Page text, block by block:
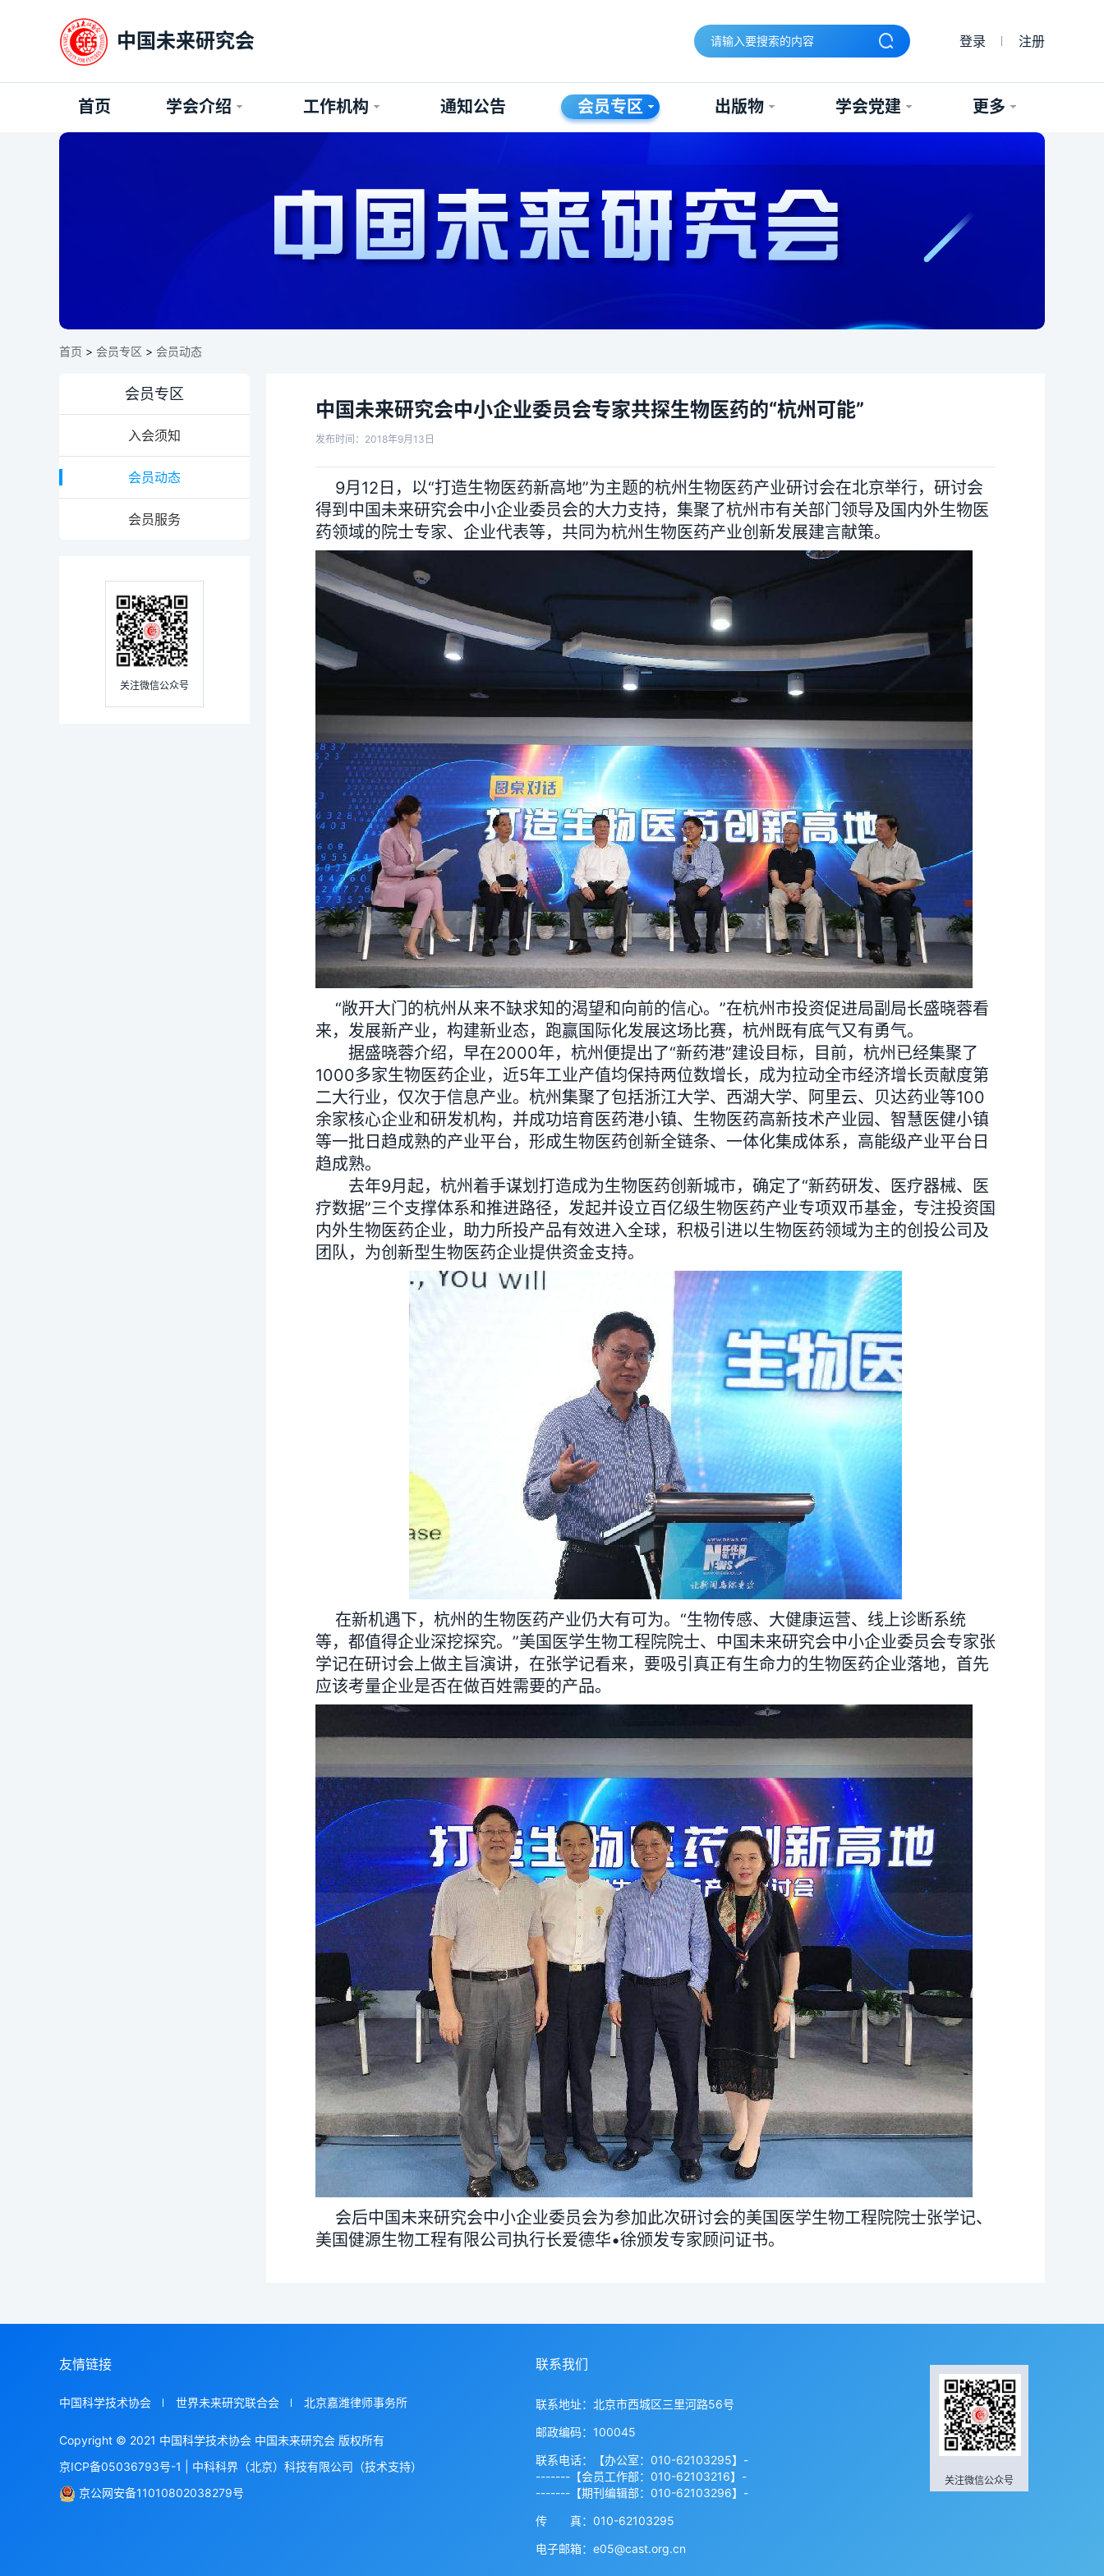
中国未来研究会 登录 注册
首页 学会介绍 工作机构 通知公告 会员专区 出版物 学会党建 更多
首页 > 会员专区 > 会员动态
会员专区
入会须知
会员动态
会员服务
关注微信公众号
中国未来研究会中小企业委员会专家共探生物医药的“杭州可能”
发布时间：2018年9月13日
9月12日，以“打造生物医药新高地”为主题的杭州生物医药产业研讨会在北京举行，研讨会
得到中国未来研究会中小企业委员会的大力支持，集聚了杭州市有关部门领导及国内外生物医
药领域的院士专家、企业代表等，共同为杭州生物医药产业创新发展建言献策。
“敞开大门的杭州从来不缺求知的渴望和向前的信心。”在杭州市投资促进局副局长盛晓蓉看
来，发展新产业，构建新业态，跑赢国际化发展这场比赛，杭州既有底气又有勇气。
据盛晓蓉介绍，早在2000年，杭州便提出了“新药港”建设目标，目前，杭州已经集聚了
1000多家生物医药企业，近5年工业产值均保持两位数增长，成为拉动全市经济增长贡献度第
二大行业，仅次于信息产业。杭州集聚了包括浙江大学、西湖大学、阿里云、贝达药业等100
余家核心企业和研发机构，并成功培育医药港小镇、生物医药高新技术产业园、智慧医健小镇
等一批日趋成熟的产业平台，形成生物医药创新全链条、一体化集成体系，高能级产业平台日
趋成熟。
去年9月起，杭州着手谋划打造成为生物医药创新城市，确定了“新药研发、医疗器械、医
疗数据”三个支撑体系和推进路径，发起并设立百亿级生物医药产业专项双币基金，专注投资国
内外生物医药企业，助力所投产品有效进入全球，积极引进以生物医药领域为主的创投公司及
团队，为创新型生物医药企业提供资金支持。
在新机遇下，杭州的生物医药产业仍大有可为。“生物传感、大健康运营、线上诊断系统
等，都值得企业深挖探究。”美国医学生物工程院院士、中国未来研究会中小企业委员会专家张
学记在研讨会上做主旨演讲，在张学记看来，要吸引真正有生命力的生物医药企业落地，首先
应该考量企业是否在做百姓需要的产品。
会后中国未来研究会中小企业委员会为参加此次研讨会的美国医学生物工程院院士张学记、
美国健源生物工程有限公司执行长爱德华•徐颁发专家顾问证书。
友情链接
中国科学技术协会 世界未来研究联合会 北京嘉潍律师事务所
Copyright © 2021 中国科学技术协会 中国未来研究会 版权所有
京ICP备05036793号-1
中科科界（北京）科技有限公司（技术支持）
京公网安备11010802038279号
联系我们
联系地址：北京市西城区三里河路56号
邮政编码：100045
联系电话：【办公室：010-62103295】-
-------【会员工作部：010-62103216】-
-------【期刊编辑部：010-62103296】-
传 真：010-62103295
电子邮箱：e05@cast.org.cn
关注微信公众号